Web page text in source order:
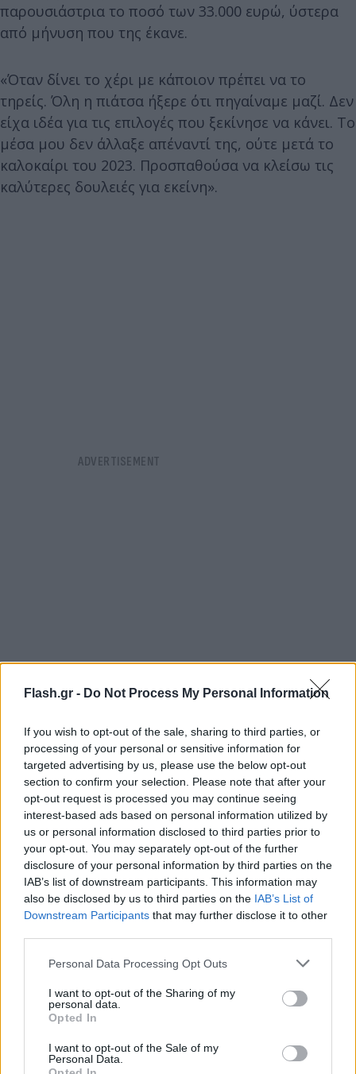
Flash.gr - Do Not Process My Personal Information
If you wish to opt-out of the sale, sharing to third parties, or
processing of your personal or sensitive information for
targeted advertising by us, please use the below opt-out
section to confirm your selection. Please note that after your
opt-out request is processed you may continue seeing
interest-based ads based on personal information utilized by
us or personal information disclosed to third parties prior to
your opt-out. You may separately opt-out of the further
disclosure of your personal information by third parties on the
IAB’s list of downstream participants. This information may
also be disclosed by us to third parties on the IAB’s List of
Downstream Participants that may further disclose it to other
Please note that this website/app uses one or more Google
not limited to your visit or usage behaviour. You may click to
grant or deny consent to Google and its third-party tags to
use your data for below specified purposes in below Google
consent section.
Personal Data Processing Opt Outs
I want to opt-out of the Sharing of my
personal data.
Opted In
I want to opt-out of the Sale of my
Personal Data.
παρουσιάστρια το ποσό των 33.000 ευρώ, ύστερα
από μήνυση που της έκανε.
«Όταν δίνει το χέρι με κάποιον πρέπει να το
τηρείς. Όλη η πιάτσα ήξερε ότι πηγαίναμε μαζί. Δεν
είχα ιδέα για τις επιλογές που ξεκίνησε να κάνει. Το
μέσα μου δεν άλλαξε απέναντί της, ούτε μετά το
καλοκαίρι του 2023. Προσπαθούσα να κλείσω τις
καλύτερες δουλειές για εκείνη».
«Ακόμα και σήμερα δεν έχω καταλάβει αυτά που
συνέβησαν. Είναι 15 χρόνια. Έχω φάει πέτρες για να
μπορέσει να φτάσει εκεί που έφτασε. Έχω δουλέψει
πιο πολύ από ποτέ για εκείνη. Δεν άφησα τίποτα
στην τύχη. Η συγκεκριμένη είναι ένας από τους
λίγους ανθρώπους που με έχουν πει μητέρα. Όλοι
οι άλλοι συνεργάτες μου δεν με λένε έτσι».
Η Ηλιάνα Παπαγεωργίου ρωτήθηκε το βράδυ της
εξόφληση τιμολογίων μετά το τέλος της
συνεργασίας τους.